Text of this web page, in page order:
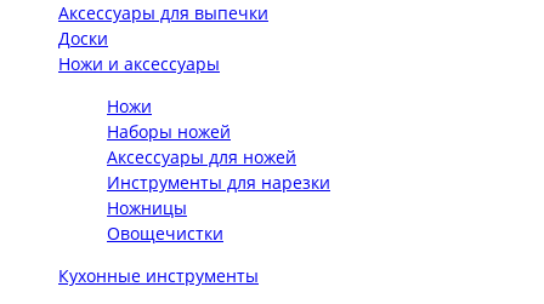
Аксессуары для выпечки
Доски
Ножи и аксессуары
Ножи
Наборы ножей
Аксессуары для ножей
Инструменты для нарезки
Ножницы
Овощечистки
Кухонные инструменты